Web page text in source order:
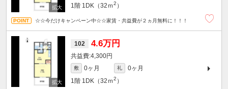
1階 1DK（32ｍ2 ）
☆☆今だけキャンペーン中☆☆家賃・共益費が２ヵ月無料に！！！
102 4.6万円
4,300円
敷 0ヶ月 礼
0ヶ月
1階 1DK（32ｍ2 ）